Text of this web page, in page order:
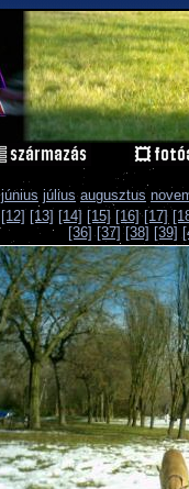
június július augusztus
[12] [13] [14] [15] [16] [17]
[36] [37] [38] [39]